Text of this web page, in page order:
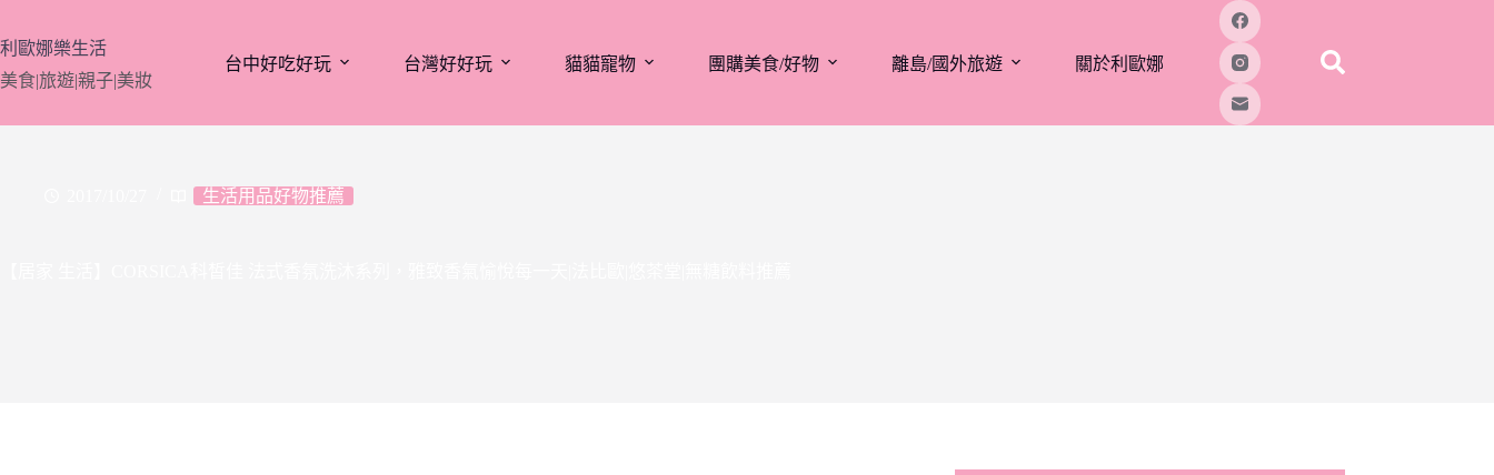
至
主
要
利歐娜樂生活
美食|旅遊|親子|美妝
台中好吃好玩 台灣好好玩 貓貓寵物 團購美食/好物 離島/國外旅遊 關於利歐娜
生活用品好物推薦